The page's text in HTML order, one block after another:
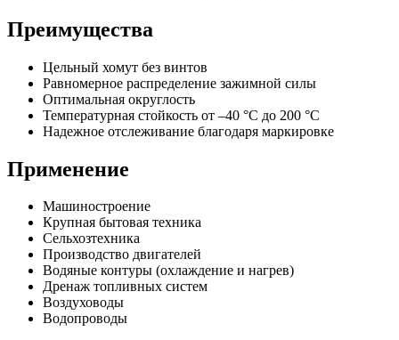
Преимущества
Цельный хомут без винтов
Равномерное распределение зажимной силы
Оптимальная округлость
Температурная стойкость от –40 °C до 200 °C
Надежное отслеживание благодаря маркировке
Применение
Машиностроение
Крупная бытовая техника
Сельхозтехника
Производство двигателей
Водяные контуры (охлаждение и нагрев)
Дренаж топливных систем
Воздуховоды
Водопроводы